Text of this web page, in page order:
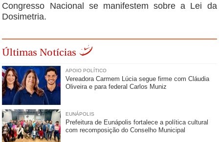
Congresso Nacional se manifestem sobre a Lei da
Dosimetria.
Últimas Notícias
APOIO POLÍTICO
Vereadora Carmem Lúcia segue firme com Cláudia
Oliveira e para federal Carlos Muniz
EUNÁPOLIS
Prefeitura de Eunápolis fortalece a política cultural
com recomposição do Conselho Municipal